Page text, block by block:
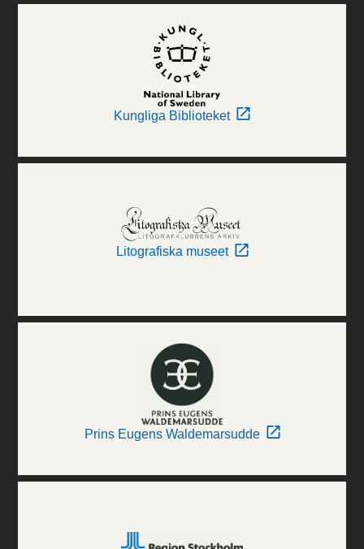
Kungliga Biblioteket
Litografiska museet
Prins Eugens Waldemarsudde